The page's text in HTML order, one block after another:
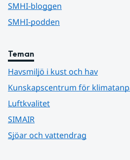
SMHI-bloggen
SMHI-podden
Teman
Havsmiljö i kust och hav
Kunskapscentrum för
Luftkvalitet
SIMAIR
Sjöar och vattendrag